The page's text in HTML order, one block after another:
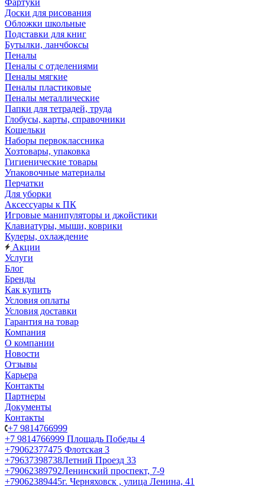
Фартуки
Доски для рисования
Обложки школьные
Подставки для книг
Бутылки, ланчбоксы
Пеналы
Пеналы с отделениями
Пеналы мягкие
Пеналы пластиковые
Пеналы металлические
Папки для тетрадей, труда
Глобусы, карты, справочники
Кошельки
Наборы первоклассника
Хозтовары, упаковка
Гигиенические товары
Упаковочные материалы
Перчатки
Для уборки
Аксессуары к ПК
Игровые манипуляторы и джойстики
Клавиатуры, мыши, коврики
Кулеры, охлаждение
Акции
Услуги
Блог
Бренды
Как купить
Условия оплаты
Условия доставки
Гарантия на товар
Компания
О компании
Новости
Отзывы
Карьера
Контакты
Партнеры
Документы
Контакты
+7 9814766999
+7 9814766999 Площадь Победы 4
+79062377475 Флотская 3
+79637398738Летний Проезд 33
+79062389792Ленинский проспект, 7-9
+79062389445г. Черняховск , улица Ленина, 41